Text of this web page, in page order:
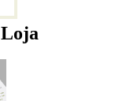
Loja